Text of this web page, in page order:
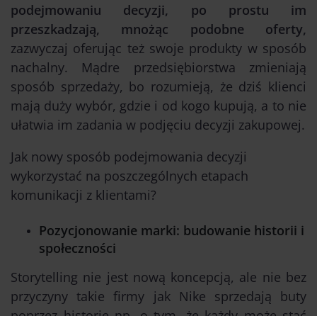
podejmowaniu decyzji, po prostu im
przeszkadzają, mnożąc podobne oferty,
zazwyczaj oferując też swoje produkty w sposób
nachalny. Mądre przedsiębiorstwa zmieniają
sposób sprzedaży, bo rozumieją, że dziś klienci
mają duży wybór, gdzie i od kogo kupują, a to nie
ułatwia im zadania w podjęciu decyzji zakupowej.
Jak nowy sposób podejmowania decyzji
wykorzystać na poszczególnych etapach
komunikacji z klientami?
Pozycjonowanie marki: budowanie historii i
społeczności
Storytelling nie jest nową koncepcją, ale nie bez
przyczyny takie firmy jak Nike sprzedają buty